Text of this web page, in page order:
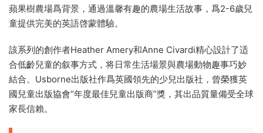
蘋果樹農場爲背景，通過溫馨有趣的農場生活故事，爲2-6歲兒
童提供完美的英語啓蒙體驗。
該系列的創作者Heather Amery和Anne Civardi精心設計了适
合低齡兒童的叙事方式，将日常生活場景與農場動物趣事巧妙
結合。Usborne出版社作爲英國領先的少兒出版社，曾榮獲英
國兒童出版協會“年度最佳兒童出版商”獎，其出品質量備受全球
家長信賴。